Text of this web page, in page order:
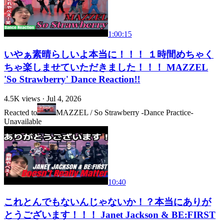
1:00:15
いやぁ素晴らしいよ本当に！！！ １時間めちゃく
ちゃ楽しませていただきました！！！ MAZZEL
'So Strawberry' Dance Reaction!!
4.5K views · Jul 4, 2026
Reacted to
MAZZEL / So Strawberry -Dance Practice-
Unavailable
10:40
これとんでもないんじゃないか！？本当にありが
とうございます！！！ Janet Jackson & BE:FIRST